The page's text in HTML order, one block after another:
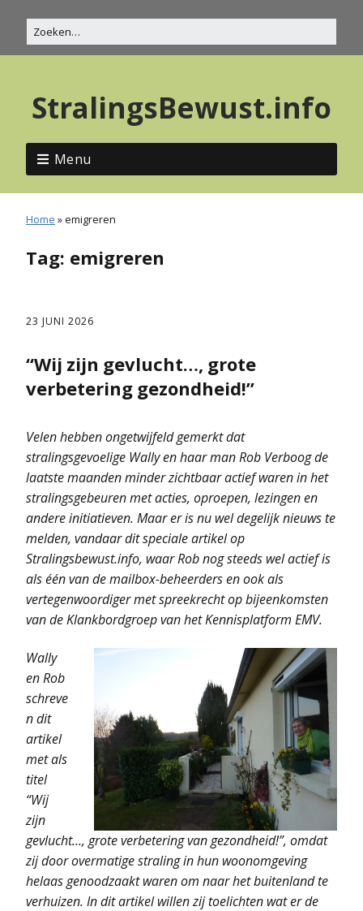
StralingsBewust.info
Menu
Home »emigreren
Tag: emigreren
23 JUNI 2026
“Wij zijn gevlucht…, grote
verbetering gezondheid!”
Velen hebben ongetwijfeld gemerkt dat
stralingsgevoelige Wally en haar man Rob Verboog de
laatste maanden minder zichtbaar actief waren in het
stralingsgebeuren met acties, oproepen, lezingen en
andere initiatieven. Maar er is nu wel degelijk nieuws te
melden, vandaar dit speciale artikel op
Stralingsbewust.info, waar Rob nog steeds wel actief is
als één van de mailbox-beheerders en ook als
vertegenwoordiger met spreekrecht op bijeenkomsten
van de Klankbordgroep van het Kennisplatform EMV.
Wally
en Rob
schreve
n dit
artikel
met als
titel
“Wij
zijn
gevlucht…, grote verbetering van gezondheid!”, omdat
zij door overmatige straling in hun woonomgeving
helaas genoodzaakt waren om naar het buitenland te
verhuizen. In dit artikel willen zij toelichten wat er de